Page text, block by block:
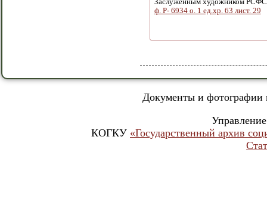
ф. Р- 6934 о. 1 ед.хр. 63 лист. 29
Документы и фотографии
КОГКУ «Государственный архив